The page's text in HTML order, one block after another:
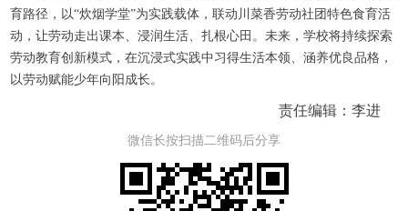
育路径，以“炊烟学堂”为实践载体，联动川菜香劳动社团特色食育活
动，让劳动走出课本、浸润生活、扎根心田。未来，学校将持续探索
劳动教育创新模式，在沉浸式实践中习得生活本领、涵养优良品格，
以劳动赋能少年向阳成长。
责任编辑：李进
微信长按扫描二维码后分享